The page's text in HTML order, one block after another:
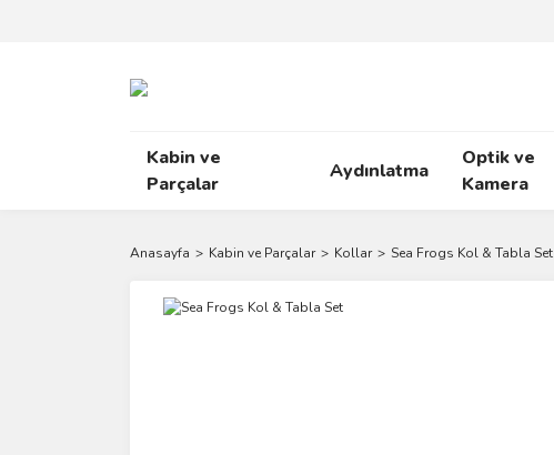
Kabin ve
Parçalar
Aydınlatma
Optik ve
Kamera
Anasayfa Kabin ve Parçalar Kollar Sea Frogs Kol & Tabla Set